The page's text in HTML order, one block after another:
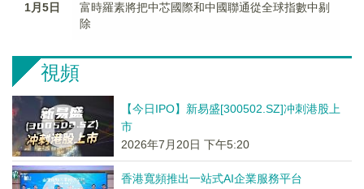
1月5日
富時羅素將把中芯國際和中國聯通從全球指數中剔
除
視頻
【今日IPO】新易盛[300502.SZ]冲刺港股上
市
2026年7月20日 下午5:20
香港寬頻推出一站式AI企業服務平台